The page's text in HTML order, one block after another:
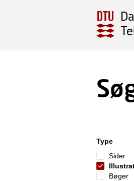
Type
Sider
Bøger